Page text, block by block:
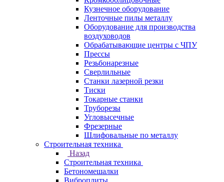
Кузнечное оборудование
Ленточные пилы металлу
Оборудование для производства
воздуховодов
Обрабатывающие центры с ЧПУ
Прессы
Резьбонарезные
Сверлильные
Станки лазерной резки
Тиски
Токарные станки
Труборезы
Угловысечные
Фрезерные
Шлифовальные по металлу
Строительная техника
Назад
Строительная техника
Бетономешалки
Виброплиты